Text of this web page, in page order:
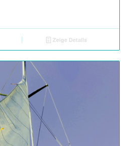
Zeige Details